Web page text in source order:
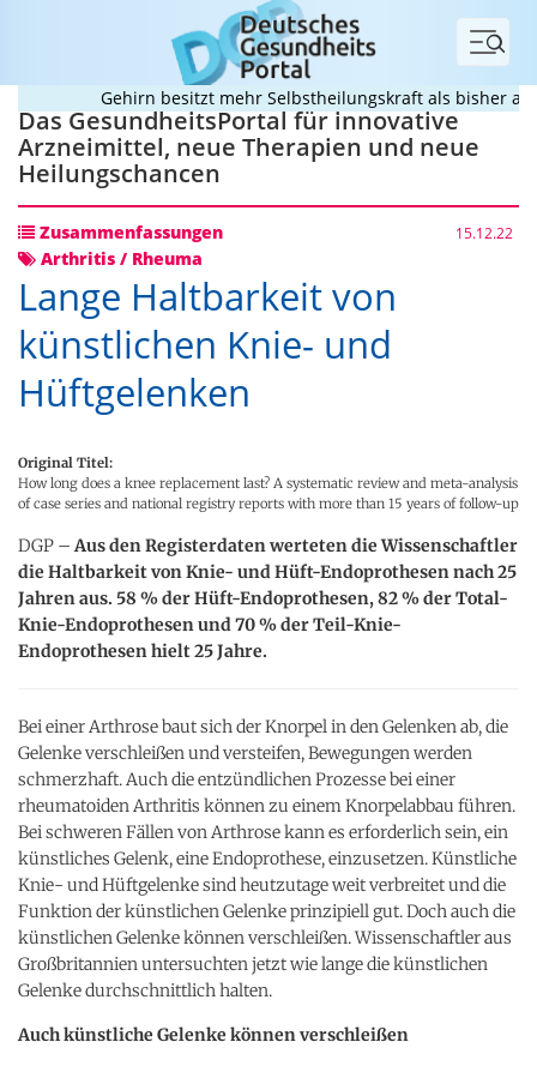
Menü
Gehirn besitzt mehr Selbstheilungskraft als bisher
Das GesundheitsPortal für innovative
Arzneimittel, neue Therapien und neue
Heilungschancen
Zusammenfassungen 15.12.22
Arthritis / Rheuma
Lange Haltbarkeit von
künstlichen Knie- und
Hüftgelenken
Original Titel:
How long does a knee replacement last? A systematic review and meta-analysis
of case series and national registry reports with more than 15 years of follow-up
DGP –Aus den Registerdaten werteten die Wissenschaftler
die Haltbarkeit von Knie- und Hüft-Endoprothesen nach 25
Jahren aus. 58 % der Hüft-Endoprothesen, 82 % der Total-
Knie-Endoprothesen und 70 % der Teil-Knie-
Endoprothesen hielt 25 Jahre.
Bei einer Arthrose baut sich der Knorpel in den Gelenken ab, die
Gelenke verschleißen und versteifen, Bewegungen werden
schmerzhaft. Auch die entzündlichen Prozesse bei einer
rheumatoiden Arthritis können zu einem Knorpelabbau führen.
Bei schweren Fällen von Arthrose kann es erforderlich sein, ein
künstliches Gelenk, eine Endoprothese, einzusetzen. Künstliche
Knie- und Hüftgelenke sind heutzutage weit verbreitet und die
Funktion der künstlichen Gelenke prinzipiell gut. Doch auch die
künstlichen Gelenke können verschleißen. Wissenschaftler aus
Großbritannien untersuchten jetzt wie lange die künstlichen
Gelenke durchschnittlich halten.
Auch künstliche Gelenke können verschleißen